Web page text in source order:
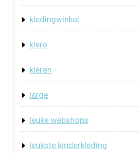
kledingwinkel
klere
kleren
large
leuke webshops
leukste kinderkleding